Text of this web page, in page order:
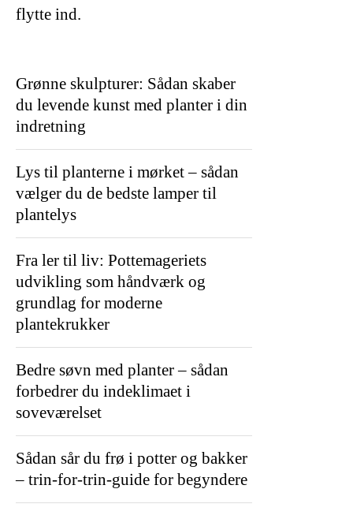
flytte ind.
Grønne skulpturer: Sådan skaber
du levende kunst med planter i din
indretning
Lys til planterne i mørket – sådan
vælger du de bedste lamper til
plantelys
Fra ler til liv: Pottemageriets
udvikling som håndværk og
grundlag for moderne
plantekrukker
Bedre søvn med planter – sådan
forbedrer du indeklimaet i
soveværelset
Sådan sår du frø i potter og bakker
– trin-for-trin-guide for begyndere